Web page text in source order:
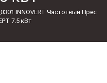
INNOVERT Частотный
7.5 кВт